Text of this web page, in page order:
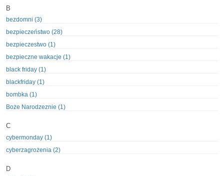
B
bezdomni (3)
bezpieczeństwo (28)
bezpieczestwo (1)
bezpieczne wakacje (1)
black friday (1)
blackfriday (1)
bombka (1)
Boże Narodzeznie (1)
C
cybermonday (1)
cyberzagrożenia (2)
D